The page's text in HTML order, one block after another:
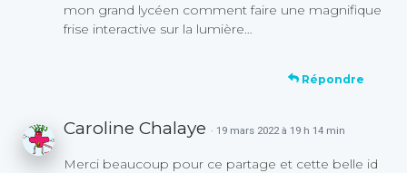
mon grand lycéen comment faire une magnifique
frise interactive sur la lumière…
Répondre
Caroline Chalaye · 19 mars 2022 à 19 h 14 min
Merci beaucoup pour ce partage et cette belle id